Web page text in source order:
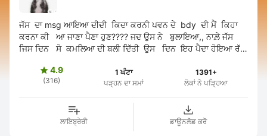
ਜੱਸ ਦਾ msg ਆਇਆ ਦੀਦੀ ਕਿਦਾ ਕਰਨੀ ਪਵਨ ਦੇ bdy ਦੀ ਮੈਂ ਕਿਹਾ
ਕਰਨਾ ਕੀ ਆ ਜਾਣਾ ਪੈਣਾ ਹੁਣ???? ਜਦ ਉਸ ਨੇ ਬੁਲਾਇਆ,, ਨਾਲ਼ੇ ਜੱਸ
ਜਿਸ ਦਿਨ ਸੋ ਕਮਲਿਆ ਦੀ ਬਲੀ ਦਿੱਤੀ ਉਸ ਦਿਨ ਇਹ ਪੈਦਾ ਹੋਇਆ ਰੱਬ
4.9
(316)
1 ਘੰਟਾ
ਪੜ੍ਹਨ ਦਾ ਸਮਾਂ
1391+
ਲੋਕਾਂ ਨੇ ਪੜ੍ਹਿਆ
ਲਾਇਬ੍ਰੇਰੀ ਡਾਊਨਲੋਡ ਕਰੋ